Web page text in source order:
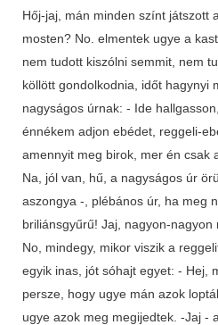
Hőj-jaj, mán minden színt játszott
mosten? No. elmentek ugye a
nem tudott kiszólni semmit, nem
köllött gondolkodnia, időt hagynyi
nagyságos úrnak: - Ide
énnékem adjon ebédet, reggeli-
amennyit meg birok, mer én csak
Na, jól van, hű, a nagyságos úr
aszongya -, plébános úr, ha meg
briliánsgyűrű! Jaj, nagyon-nagyon
No, mindegy, mikor viszik a
egyik inas, jót sóhajt egyet: - Hej,
persze, hogy ugye mán azok
ugye azok meg megijedtek. -Jaj -